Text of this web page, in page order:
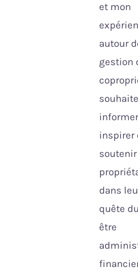
et mon
autour
gestion
souhaite
inspirer
dans
quête
être